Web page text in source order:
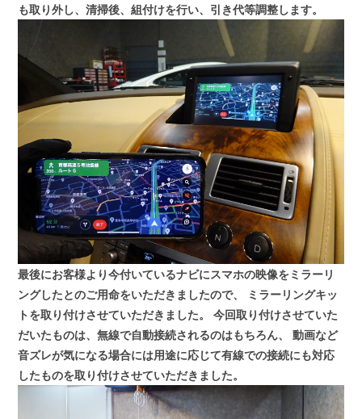
も取り外し、清掃後、組付けを行い、引き代等調整します。
最後にお客様より今付いているナビにスマホの映像をミラーリ
ングしたとのご用命をいただきましたので、
ミラーリングキッ
トを取り付けさせていただきました。
今回取り付けさせていた
だいたものは、無線で自動接続されるのはもちろん、
動画など
音ズレが気になる場合には用途に応じて有線での接続にも対応
したものを取り付けさせていただきました。